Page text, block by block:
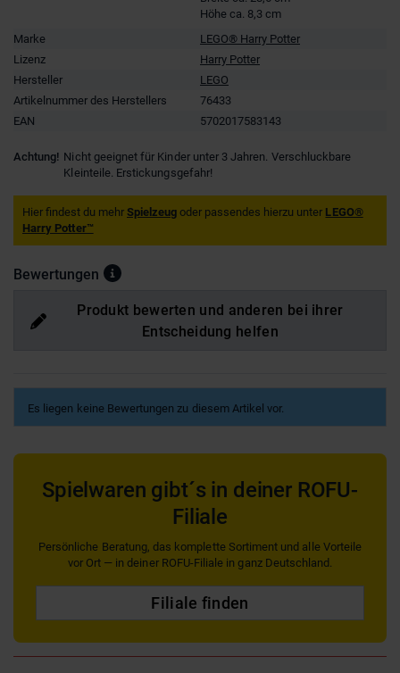
Höhe ca. 8,3 cm
Marke
LEGO® Harry Potter
Lizenz
Harry Potter
Hersteller
LEGO
Artikelnummer des Herstellers
76433
EAN
5702017583143
Achtung! Nicht geeignet für Kinder unter 3 Jahren. Verschluckbare
Kleinteile. Erstickungsgefahr!
Hier findest du mehr Spielzeug oder passendes hierzu unter LEGO®
Harry Potter™
Bewertungen
Produkt bewerten und anderen bei ihrer
Entscheidung helfen
Es liegen keine Bewertungen zu diesem Artikel vor.
Spielwaren gibt´s in deiner ROFU-
Filiale
Persönliche Beratung, das komplette Sortiment und alle Vorteile
vor Ort — in deiner ROFU-Filiale in ganz Deutschland.
Filiale finden